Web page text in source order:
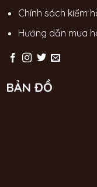
Chính sách kiểm
Hướng dẫn mua
BẢN ĐỒ